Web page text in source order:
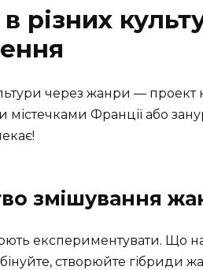
різних
через жанри — проект
містечками Франції або
змішування
експериментувати. Що
створюйте гібриди